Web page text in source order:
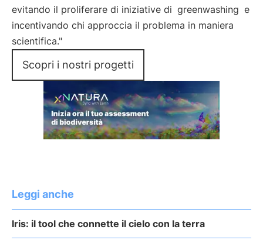
evitando il proliferare di iniziative di greenwashing e
incentivando chi approccia il problema in maniera
scientifica."
Scopri i nostri progetti
Leggi anche
Iris: il tool che connette il cielo con la terra